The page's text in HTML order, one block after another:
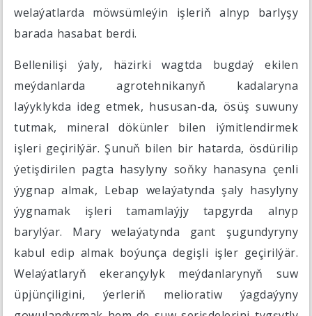
welaýatlarda möwsümleýin işleriň alnyp barlyşy
barada hasabat berdi.
Bellenilişi ýaly, häzirki wagtda bugdaý ekilen
meýdanlarda agrotehnikanyň kadalaryna
laýyklykda ideg etmek, hususan-da, ösüş suwuny
tutmak, mineral dökünler bilen iýmitlendirmek
işleri geçirilýär. Şunuň bilen bir hatarda, ösdürilip
ýetişdirilen pagta hasylyny soňky hanasyna çenli
ýygnap almak, Lebap welaýatynda şaly hasylyny
ýygnamak işleri tamamlaýjy tapgyrda alnyp
barylýar. Mary welaýatynda gant şugundyryny
kabul edip almak boýunça degişli işler geçirilýär.
Welaýatlaryň ekerançylyk meýdanlarynyň suw
üpjünçiligini, ýerleriň melioratiw ýagdaýyny